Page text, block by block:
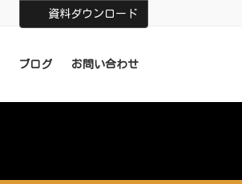
資料ダウンロード
ブログ お問い合わせ